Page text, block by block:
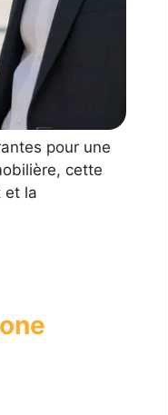
pour une
cette
et la